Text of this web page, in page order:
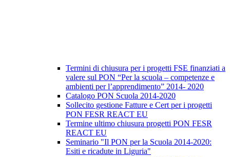
Termini di chiusura per i progetti FSE finanziati a
valere sul PON “Per la scuola – competenze e
ambienti per l’apprendimento” 2014- 2020
Catalogo PON Scuola 2014-2020
Sollecito gestione Fatture e Cert per i progetti
PON FESR REACT EU
Termine ultimo chiusura progetti PON FESR
REACT EU
Seminario "Il PON per la Scuola 2014-2020:
Esiti e ricadute in Liguria"